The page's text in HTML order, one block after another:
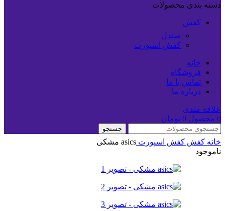
دسته بندی محصولات
کفش
صندل
کفش اسپورت
خانه
فروشگاه
تماس با ما
درباره ما
علاقه مندی
0 محصول 0 تومان
جستجو
خانه کفش کفش اسپورت asics مشکی
ناموجود